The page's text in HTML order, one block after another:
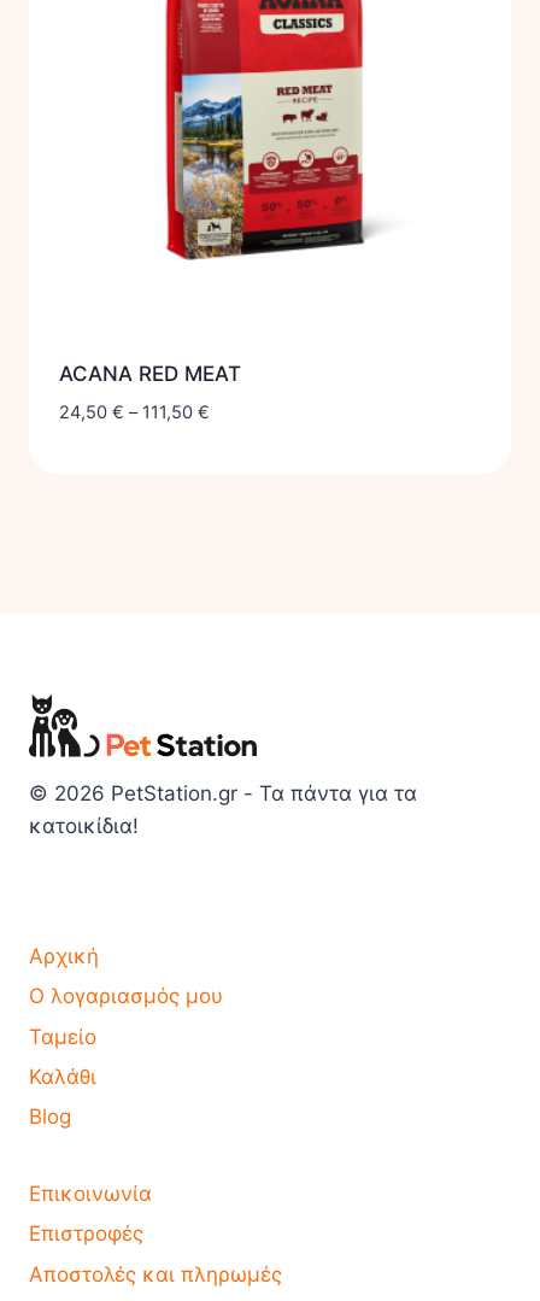
ACANA RED MEAT
24,50 € – 111,50 €
© 2026 PetStation.gr - Τα πάντα για τα
κατοικίδια!
Αρχική
Ο λογαριασμός μου
Ταμείο
Καλάθι
Blog
Επικοινωνία
Επιστροφές
Αποστολές και πληρωμές